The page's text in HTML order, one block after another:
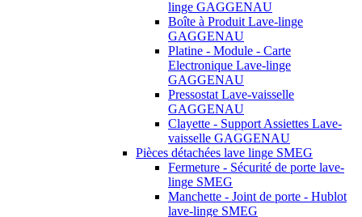
linge GAGGENAU
Boîte à Produit Lave-linge
GAGGENAU
Platine - Module - Carte
Electronique Lave-linge
GAGGENAU
Pressostat Lave-vaisselle
GAGGENAU
Clayette - Support Assiettes Lave-
vaisselle GAGGENAU
Pièces détachées lave linge SMEG
Fermeture - Sécurité de porte lave-
linge SMEG
Manchette - Joint de porte - Hublot
lave-linge SMEG